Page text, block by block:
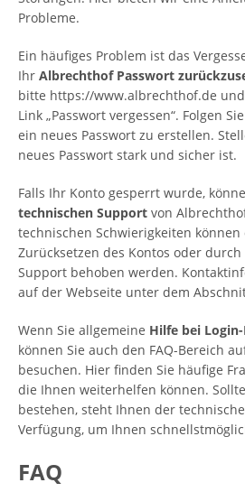
Probleme.
Ein häufiges Problem ist das
Ihr Albrechthof Passwort
bitte https://www.albrechthof.de
Link „Passwort vergessen“. Folgen
ein neues Passwort zu erstellen.
neues Passwort stark und sicher ist.
Falls Ihr Konto gesperrt wurde,
technischen Support von
technischen Schwierigkeiten
Zurücksetzen des Kontos oder
Support behoben werden.
auf der Webseite unter dem
Wenn Sie allgemeine Hilfe bei
können Sie auch den FAQ-Bereich
besuchen. Hier finden Sie häufige
die Ihnen weiterhelfen können.
bestehen, steht Ihnen der
Verfügung, um Ihnen
FAQ